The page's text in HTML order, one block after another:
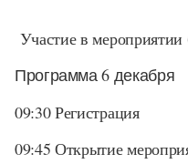
Участие в мероприятии
Программа 6 декабря
09:30 Регистрация
09:45 Открытие